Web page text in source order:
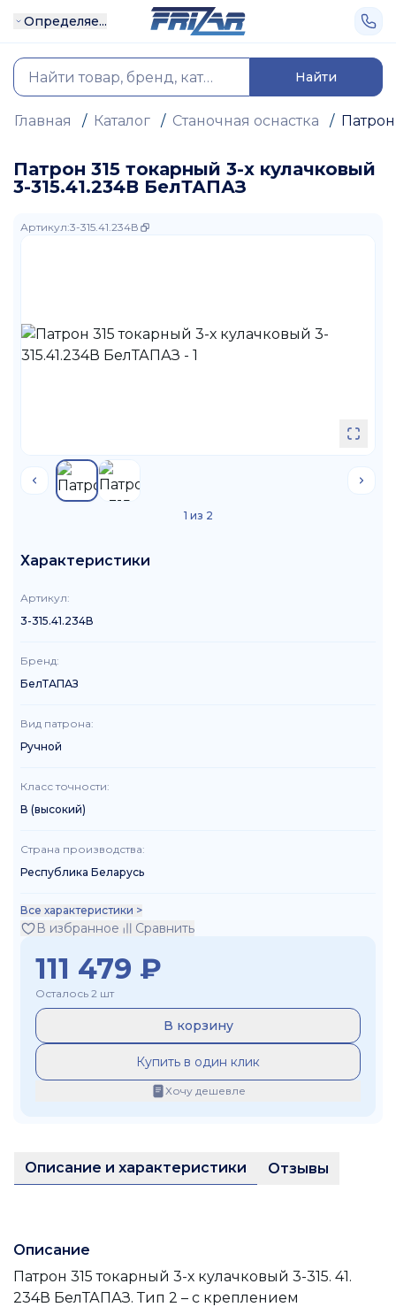
Определяе...
Найти
Главная / Каталог / Станочная оснастка /
Патрон 315 токарный 3-х кулачковый
3-315.41.234В БелТАПАЗ
Артикул:3-315.41.234В
1 из 2
Характеристики
Артикул:
3-315.41.234В
Бренд:
БелТАПАЗ
Вид патрона:
Ручной
Класс точности:
В (высокий)
Страна производства:
Республика Беларусь
Все характеристики >
В избранное Сравнить
111 479 ₽
Осталось 2 шт
В корзину
Купить в один клик
Хочу дешевле
Описание и характеристики Отзывы
Описание
Патрон 315 токарный 3-х кулачковый 3-315. 41.
234В БелТАПАЗ. Тип 2 – с креплением